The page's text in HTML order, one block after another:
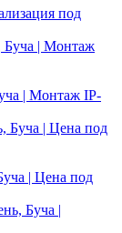
под
| Монтаж IP-
| Цена под